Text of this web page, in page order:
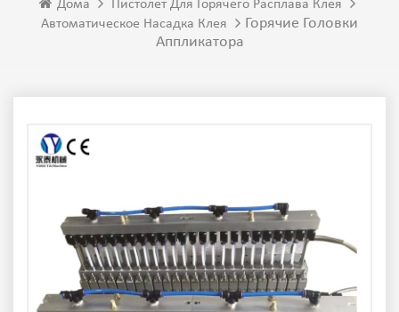
Дома
Пистолет Для Горячего Расплава Клея
Автоматическое Насадка Клея
Горячие Головки
Аппликатора